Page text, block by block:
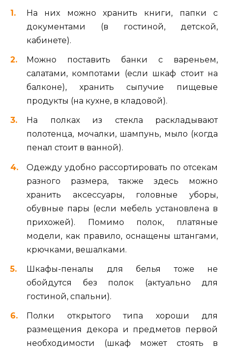
На них можно хранить книги, папки с
документами (в гостиной, детской,
кабинете).
Можно поставить банки с вареньем,
салатами, компотами (если шкаф стоит на
балконе), хранить сыпучие пищевые
продукты (на кухне, в кладовой).
На полках из стекла раскладывают
полотенца, мочалки, шампунь, мыло (когда
пенал стоит в ванной).
Одежду удобно рассортировать по отсекам
разного размера, также здесь можно
хранить аксессуары, головные уборы,
обувные пары (если мебель установлена в
прихожей). Помимо полок, платяные
модели, как правило, оснащены штангами,
крючками, вешалками.
Шкафы-пеналы для белья тоже не
обойдутся без полок (актуально для
гостиной, спальни).
Полки открытого типа хороши для
размещения декора и предметов первой
необходимости (шкаф может стоять в